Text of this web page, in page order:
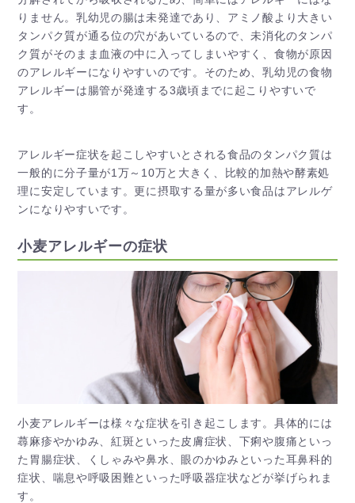
りません。乳幼児の腸は未発達であり、アミノ酸より大きい
タンパク質が通る位の穴があいているので、未消化のタンパ
ク質がそのまま血液の中に入ってしまいやすく、食物が原因
のアレルギーになりやすいのです。そのため、乳幼児の食物
アレルギーは腸管が発達する3歳頃までに起こりやすいで
す。
アレルギー症状を起こしやすいとされる食品のタンパク質は
一般的に分子量が1万～10万と大きく、比較的加熱や酵素処
理に安定しています。更に摂取する量が多い食品はアレルゲ
ンになりやすいです。
小麦アレルギーの症状
小麦アレルギーは様々な症状を引き起こします。具体的には
蕁麻疹やかゆみ、紅斑といった皮膚症状、下痢や腹痛といっ
た胃腸症状、くしゃみや鼻水、眼のかゆみといった耳鼻科的
症状、喘息や呼吸困難といった呼吸器症状などが挙げられま
す。